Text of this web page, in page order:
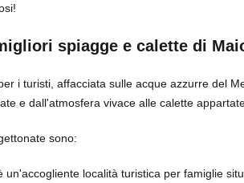
spiagge e calette di
i turisti, affacciata sulle acque azzurre del
e dall'atmosfera vivace alle calette
sono:
un'accogliente località turistica per famiglie